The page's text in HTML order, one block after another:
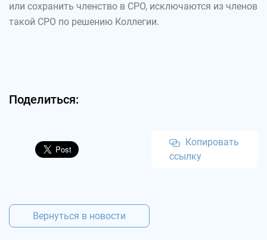
или сохранить членство в СРО, исключаются из членов
такой СРО по решению Коллегии.
Поделиться:
Копировать
ссылку
Вернуться в новости